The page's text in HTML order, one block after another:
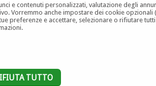
e contenuti personalizzati, valutazione degli
Vorremmo anche impostare dei cookie
preferenze e accettare, selezionare o rifiutare
TUTTO